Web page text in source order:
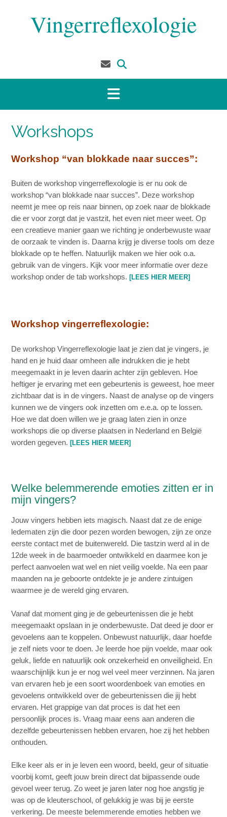
Vingerreflexologie
Workshops
Workshop “van blokkade naar succes”:
Buiten de workshop vingerreflexologie is er nu ook de
workshop “van blokkade naar succes”. Deze workshop
neemt je mee op reis naar binnen, op zoek naar de blokkade
die er voor zorgt dat je vastzit, het even niet meer weet. Op
een creatieve manier gaan we richting je onderbewuste waar
de oorzaak te vinden is. Daarna krijg je diverse tools om deze
blokkade op te heffen. Natuurlijk maken we hier ook o.a.
gebruik van de vingers. Kijk voor meer informatie over deze
workshop onder de tab workshops. [LEES HIER MEER]
Workshop vingerreflexologie:
De workshop Vingerreflexologie laat je zien dat je vingers, je
hand en je huid daar omheen alle indrukken die je hebt
meegemaakt in je leven daarin achter zijn gebleven. Hoe
heftiger je ervaring met een gebeurtenis is geweest, hoe meer
zichtbaar dat is in de vingers. Naast de analyse op de vingers
kunnen we de vingers ook inzetten om e.e.a. op te lossen.
Hoe we dat doen willen we je graag laten zien in onze
workshops die op diverse plaatsen in Nederland en België
worden gegeven. [LEES HIER MEER]
Welke belemmerende emoties zitten er in
mijn vingers?
Jouw vingers hebben iets magisch. Naast dat ze de enige
ledematen zijn die door pezen worden bewogen, zijn ze onze
eerste contact met de buitenwereld. Die tastzin werd al in de
12de week in de baarmoeder ontwikkeld en daarmee kon je
perfect aanvoelen wat wel en niet veilig voelde. Na een paar
maanden na je geboorte ontdekte je je andere zintuigen
waarmee je de wereld ging ervaren.
Vanaf dat moment ging je de gebeurtenissen die je hebt
meegemaakt opslaan in je onderbewuste. Dat deed je door er
gevoelens aan te koppelen. Onbewust natuurlijk, daar hoefde
je zelf niets voor te doen. Je leerde hoe pijn voelde, maar ook
geluk, liefde en natuurlijk ook onzekerheid en onveiligheid. En
waarschijnlijk kun je er nog wel veel meer verzinnen. Na jaren
van ervaren heb je een soort woordenboek van emoties en
gevoelens ontwikkeld over de gebeurtenissen die jij hebt
ervaren. Het grappige van dat proces is dat het een
persoonlijk proces is. Vraag maar eens aan anderen die
dezelfde gebeurtenissen hebben ervaren, hoe zij het hebben
onthouden.
Elke keer als er in je leven een woord, beeld, geur of situatie
voorbij komt, geeft jouw brein direct dat bijpassende oude
gevoel weer terug. Zo weet je jaren later nog hoe angstig je
was op de kleuterschool, of gelukkig je was bij je eerste
verkering. De meeste belemmerende emoties hebben we